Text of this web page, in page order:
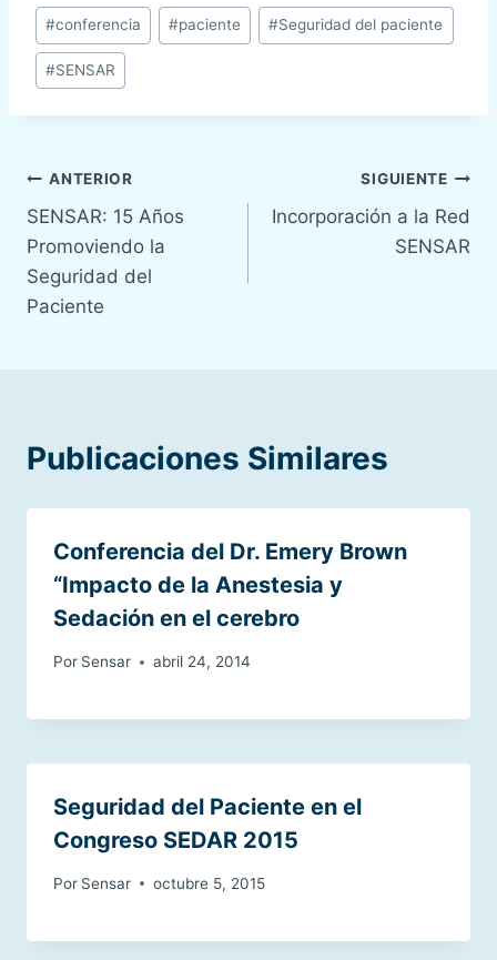
Etiquetas
de
la
#conferencia #paciente #Seguridad del paciente
#SENSAR
Navegación
de
entradas
ANTERIOR
SENSAR: 15 Años
Promoviendo la
Seguridad del
Paciente
SIGUIENTE
Incorporación a la Red
SENSAR
Publicaciones Similares
Conferencia del Dr. Emery Brown
“Impacto de la Anestesia y
Sedación en el cerebro
Por Sensar abril 24, 2014
Seguridad del Paciente en el
Congreso SEDAR 2015
Por Sensar octubre 5, 2015